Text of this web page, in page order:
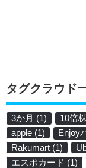
タグクラウド
3か月 (1) 10倍
apple (1) Enjoy
Rakumart (1)
エスポカード (1)